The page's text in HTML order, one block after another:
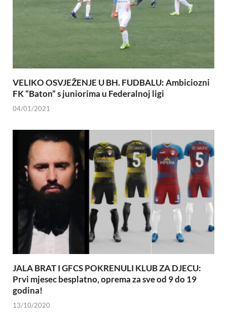
VELIKO OSVJEŽENJE U BH. FUDBALU: Ambiciozni
FK “Baton” s juniorima u Federalnoj ligi
04/01/2021
JALA BRAT I GFCS POKRENULI KLUB ZA DJECU:
Prvi mjesec besplatno, oprema za sve od 9 do 19
godina!
13/10/2020